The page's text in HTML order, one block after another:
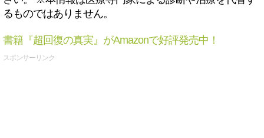
るものではありません。
書籍『超回復の真実』がAmazonで好評発売中！
スポンサーリンク